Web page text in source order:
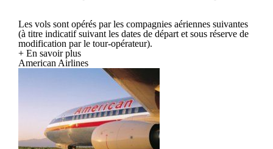
Les vols sont opérés par les compagnies aériennes suivantes
(à titre indicatif suivant les dates de départ et sous réserve de
modification par le tour-opérateur).
+ En savoir plus
American Airlines